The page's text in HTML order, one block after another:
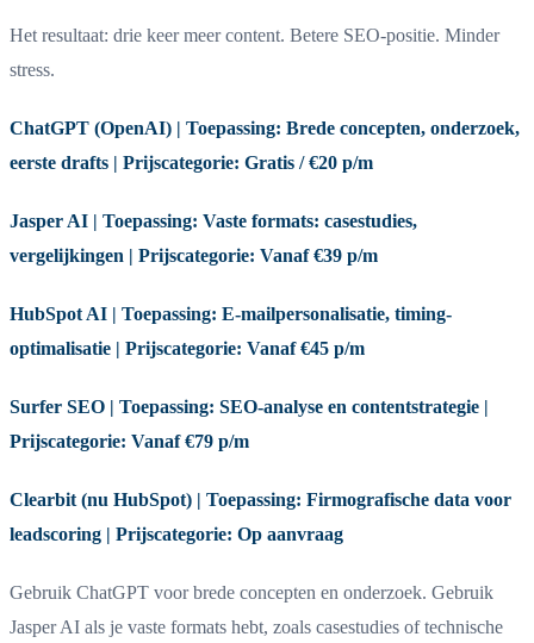
Het resultaat: drie keer meer content. Betere SEO-positie. Minder
stress.
ChatGPT (OpenAI) | Toepassing: Brede concepten, onderzoek,
eerste drafts | Prijscategorie: Gratis / €20 p/m
Jasper AI | Toepassing: Vaste formats: casestudies,
vergelijkingen | Prijscategorie: Vanaf €39 p/m
HubSpot AI | Toepassing: E-mailpersonalisatie, timing-
optimalisatie | Prijscategorie: Vanaf €45 p/m
Surfer SEO | Toepassing: SEO-analyse en contentstrategie |
Prijscategorie: Vanaf €79 p/m
Clearbit (nu HubSpot) | Toepassing: Firmografische data voor
leadscoring | Prijscategorie: Op aanvraag
Gebruik ChatGPT voor brede concepten en onderzoek. Gebruik
Jasper AI als je vaste formats hebt, zoals casestudies of technische